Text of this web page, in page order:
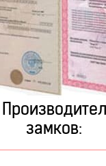
замков: